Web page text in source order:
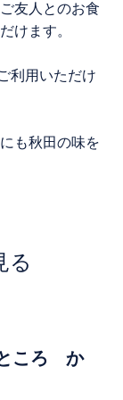
友人とのお食
けます。
利用いただけ
も秋田の味を
る
ころ か